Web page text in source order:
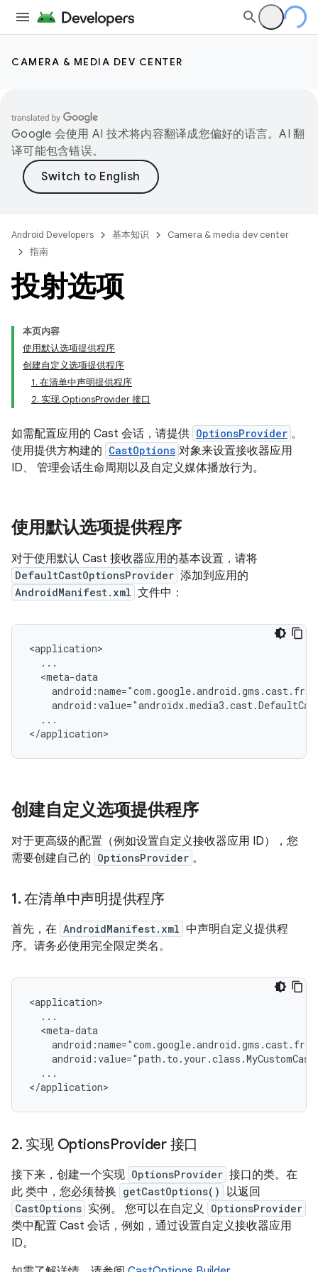
CAMERA & MEDIA DEV CENTER
Google 会使用 AI 技术将内容翻译成您偏好的语言。AI 翻
译可能包含错误。
Android Developers 基本知识
Camera & media dev center
指南
投射选项
本页内容
使用默认选项提供程序
创建自定义选项提供程序
1. 在清单中声明提供程序
2. 实现 OptionsProvider 接口
如需配置应用的 Cast 会话，请提供 OptionsProvider 。
使用提供方构建的 CastOptions 对象来设置接收器应用
ID、 管理会话生命周期以及自定义媒体播放行为。
使用默认选项提供程序
对于使用默认 Cast 接收器应用的基本设置，请将
DefaultCastOptionsProvider 添加到应用的
AndroidManifest.xml 文件中：
...
创建自定义选项提供程序
对于更高级的配置（例如设置自定义接收器应用 ID），您
需要创建自己的 OptionsProvider 。
1. 在清单中声明提供程序
首先，在 AndroidManifest.xml 中声明自定义提供程
序。请务必使用完全限定类名。
...
2. 实现 OptionsProvider 接口
接下来，创建一个实现 OptionsProvider 接口的类。在
此 类中，您必须替换 getCastOptions() 以返回
CastOptions 实例。 您可以在自定义 OptionsProvider
类中配置 Cast 会话，例如，通过设置自定义接收器应用
ID。